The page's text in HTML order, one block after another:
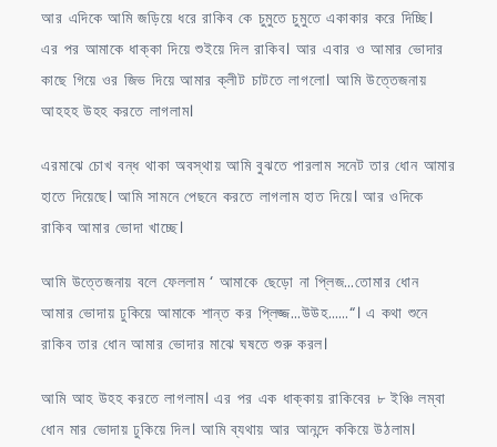
আর এদিকে আমি জড়িয়ে ধরে রাকিব কে চুমুতে চুমুতে একাকার করে দিচ্ছি।
এর পর আমাকে ধাক্কা দিয়ে শুইয়ে দিল রাকিব। আর এবার ও আমার ভোদার
কাছে গিয়ে ওর জিভ দিয়ে আমার ক্লীট চাটতে লাগলো। আমি উত্তেজনায়
আহহহ উহহ করতে লাগলাম।
এরমাঝে চোখ বন্ধ থাকা অবস্থায় আমি বুঝতে পারলাম সনেট তার ধোন আমার
হাতে দিয়েছে। আমি সামনে পেছনে করতে লাগলাম হাত দিয়ে। আর ওদিকে
রাকিব আমার ভোদা খাচ্ছে।
আমি উত্তেজনায় বলে ফেললাম ‘ আমাকে ছেড়ো না প্লিজ…তোমার ধোন
আমার ভোদায় ঢুকিয়ে আমাকে শান্ত কর প্লিজ্জ…উউহ……“। এ কথা শুনে
রাকিব তার ধোন আমার ভোদার মাঝে ঘষতে শুরু করল।
আমি আহ উহহ করতে লাগলাম। এর পর এক ধাক্কায় রাকিবের ৮ ইঞ্চি লম্বা
ধোন মার ভোদায় ঢুকিয়ে দিল। আমি ব্যথায় আর আনন্দে ককিয়ে উঠলাম।